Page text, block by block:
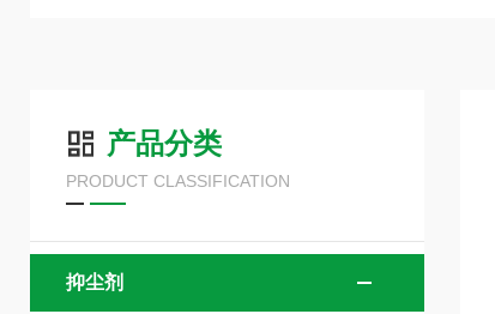
产品分类
PRODUCT CLASSIFICATION
抑尘剂